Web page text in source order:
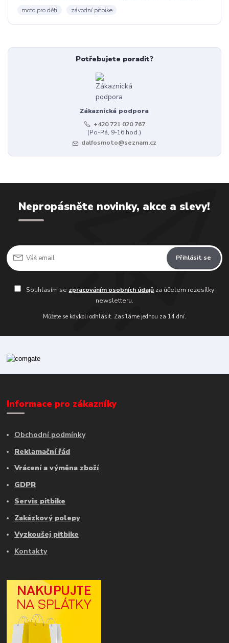
moto pro děti
závodní pitbike
Potřebujete poradit?
Zákaznická podpora
+420 721 020 767
(Po-Pá, 9-16 hod.)
dalfosmoto@seznam.cz
Nepropásněte novinky, akce a slevy!
Přihlásit se
Souhlasím se zpracováním osobních údajů za účelem rozesílky
newsletteru.
Můžete se kdykoli odhlásit. Zasíláme jednou za 14 dní.
Informace pro zákazníky
Obchodní podmínky
Reklamační řád
Vrácení a výměna zboží
GDPR
Servis pitbike
Zakázkový polepy
Vyzkoušej pitbike
Kontakty